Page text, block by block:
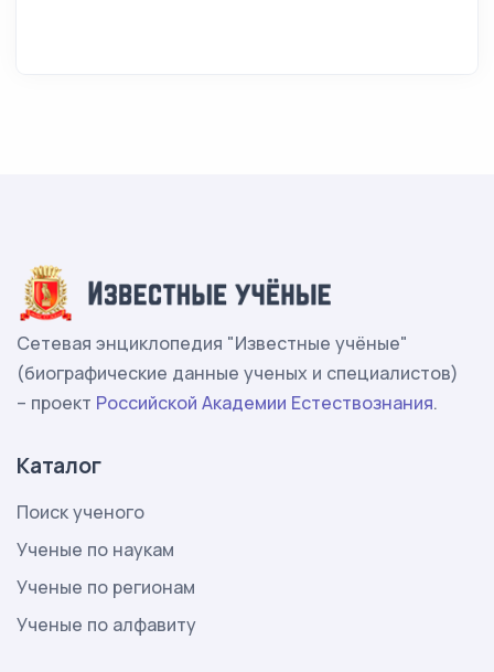
Сетевая энциклопедия "Известные учёные"
(биографические данные ученых и специалистов)
– проект Российской Академии Естествознания.
Каталог
Поиск ученого
Ученые по наукам
Ученые по регионам
Ученые по алфавиту